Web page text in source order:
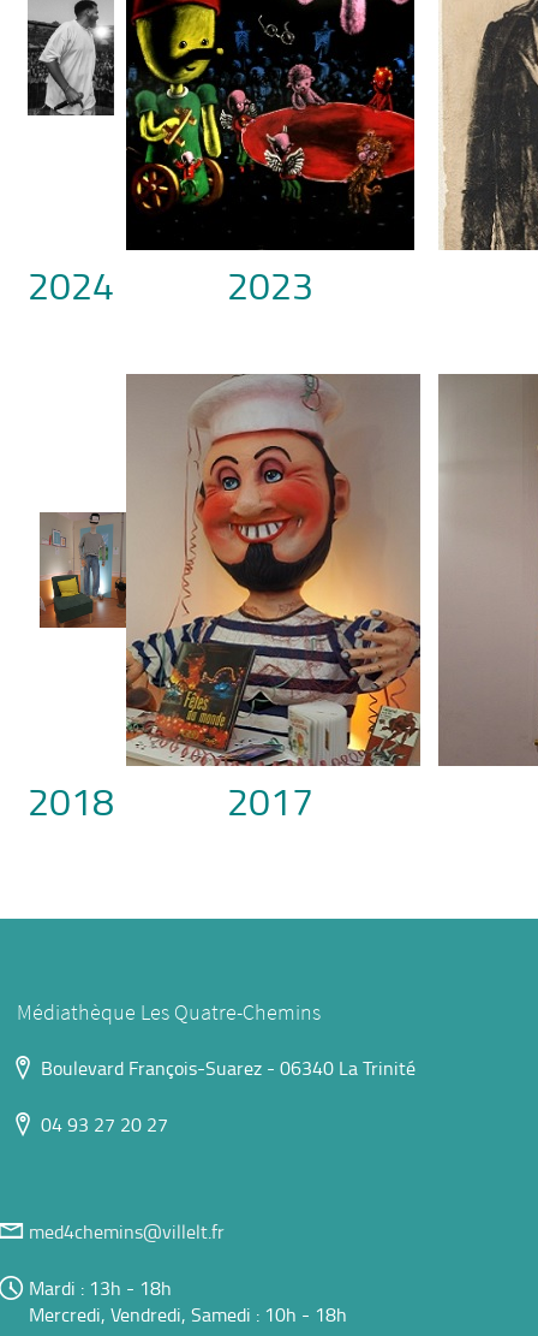
2024 2023
2018 2017
Médiathèque Les Quatre-Chemins
Boulevard François-Suarez - 06340 La Trinité
04 93 27 20 27
med4chemins@villelt.fr
Mardi : 13h - 18h
Mercredi, Vendredi, Samedi : 10h - 18h